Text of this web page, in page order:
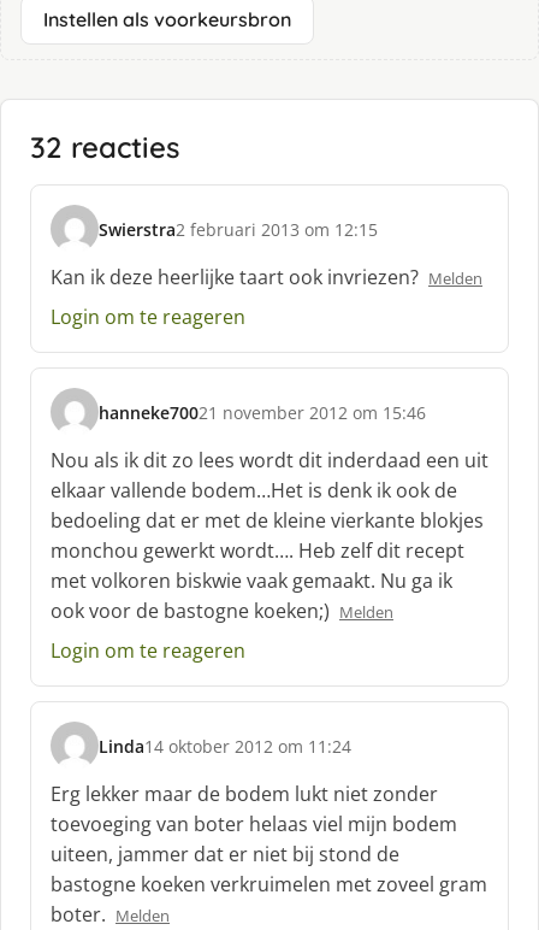
Instellen als voorkeursbron
32 reacties
Swierstra
s
c
h
r
e
f
:
2 februari 2013 om 12:15
Kan ik deze heerlijke taart ook invriezen? Melden
Login om te reageren
hanneke700
s
c
h
r
e
e
f
21 november 2012 om 15:46
Nou als ik dit zo lees wordt dit inderdaad een uit
elkaar vallende bodem…Het is denk ik ook de
bedoeling dat er met de kleine vierkante blokjes
monchou gewerkt wordt…. Heb zelf dit recept
met volkoren biskwie vaak gemaakt. Nu ga ik
ook voor de bastogne koeken;) Melden
Login om te reageren
Linda
s
c
h
r
e
e
f
14 oktober 2012 om 11:24
Erg lekker maar de bodem lukt niet zonder
toevoeging van boter helaas viel mijn bodem
uiteen, jammer dat er niet bij stond de
bastogne koeken verkruimelen met zoveel gram
boter. Melden